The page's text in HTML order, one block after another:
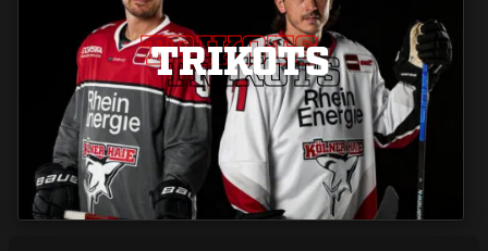
TRIKOTS
TRIKOTS
TRIKOTS